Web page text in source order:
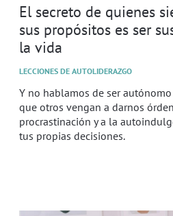
El secreto de quienes
sus propósitos es ser
la vida
LECCIONES DE AUTOLIDERAZGO
Y no hablamos de ser
que otros vengan a darnos
procrastinación y a la
tus propias decisiones.